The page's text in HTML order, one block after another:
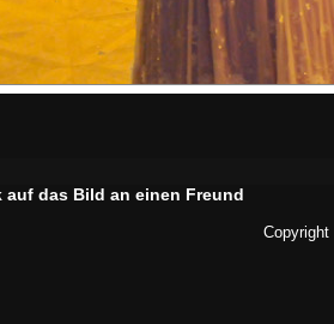
auf das Bild an einen Freund